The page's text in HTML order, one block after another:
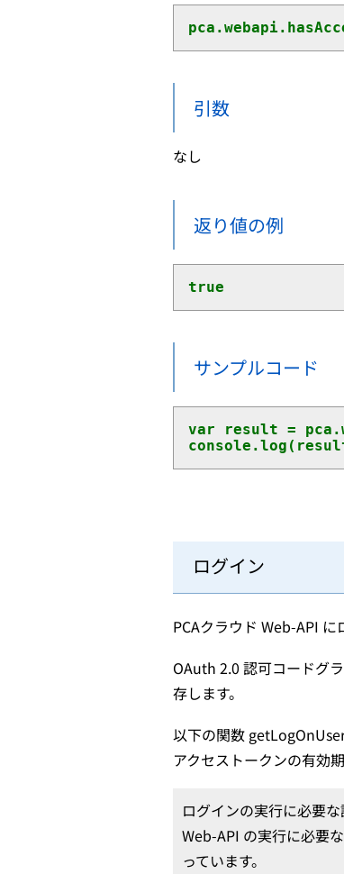
引数
なし
返り値の例
true
サンプルコード
var result =
ログイン
PCAクラウド Web-API に
OAuth 2.0 認可コードグ
存します。
以下の関数
アクセストークンの有効
ログインの実行に必要
Web-API の実行に必要
っています。